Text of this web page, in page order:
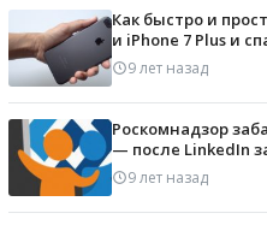
Как быстро и
и iPhone 7 Plus и
9 лет назад
Роскомнадзор
— после LinkedIn
9 лет назад